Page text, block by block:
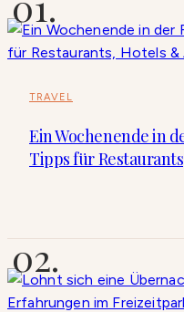
TRAVEL
Ein Wochenende in
Tipps für